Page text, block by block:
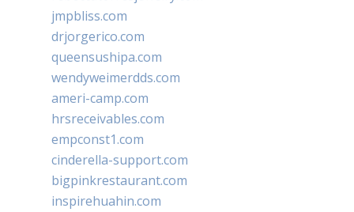
jmpbliss.com
drjorgerico.com
queensushipa.com
wendyweimerdds.com
ameri-camp.com
hrsreceivables.com
empconst1.com
cinderella-support.com
bigpinkrestaurant.com
inspirehuahin.com